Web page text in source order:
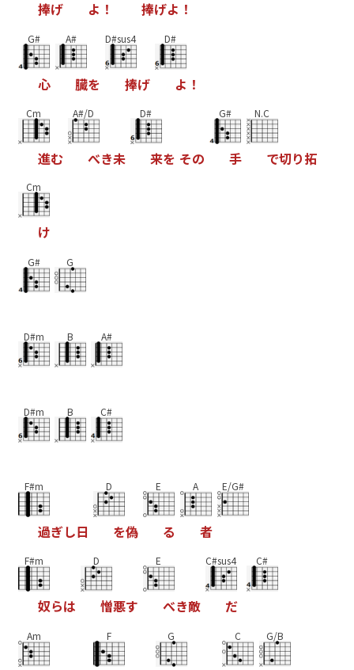
捧げ よ ！ 捧げよ ！
G#
心
A#
臓を
D#sus4
捧げ
D#
よ ！
Cm
進む
A#/D
べき未
D#
来を その
G#
手
N.C
で切り拓
Cm
け
G# G
D#m B A#
D#m B C#
F#m
過ぎし日
D
を偽
E
る
A
者
E/G#
F#m
奴らは
D
憎悪す
E
べき敵
C#sus4
だ
C#
Am F G C G/B